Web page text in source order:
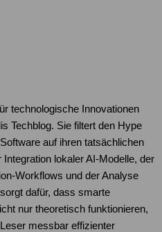
technologische Innovationen
Techblog. Sie filtert den Hype
auf ihren tatsächlichen
lokaler AI-Modelle, der
Workflows und der Analyse
dafür, dass smarte
nur theoretisch funktionieren,
messbar effizienter